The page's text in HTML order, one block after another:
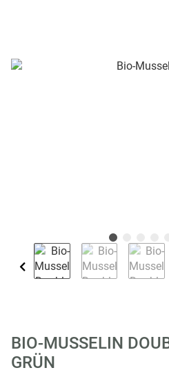
BIO-MUSSELIN
GRÜN